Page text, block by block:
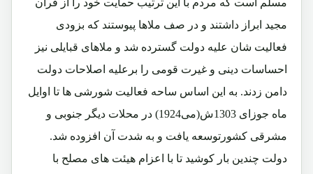
مسلم است که مردم با این ترتیب حمایت خود را از قرآن
مجید ابراز داشتند و در صف ملاها پیوستند که بزودی
فعالیت شان علیه دولت گسترده شد و ملاهای قبایلی نیز
احساسات دینی و غیرت قومی را برعلیه اصلاحات دولت
دامن زدند. به این اساس ساحه فعالیت شورشی ها تا اوایل
ماه جوزای 1303ش(می1924) در محلات دیگر جنوبی و
مشرقی کشورتوسعه یافت و به شدت آن افزوده شد.
دولت چندین بار کوشید تا با اعزام هیئت های مصلح با